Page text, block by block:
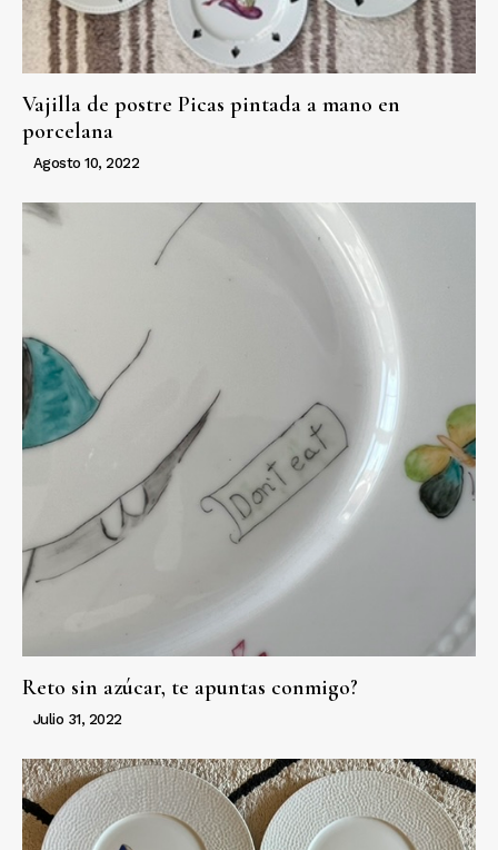
Vajilla de postre Picas pintada a mano en
porcelana
Agosto 10, 2022
Reto sin azúcar, te apuntas conmigo?
Julio 31, 2022